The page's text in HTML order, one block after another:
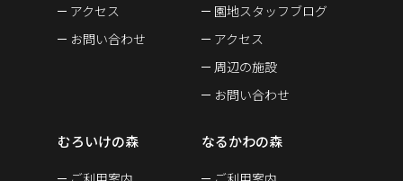
アクセス
お問い合わせ
園地スタッフブログ
アクセス
周辺の施設
お問い合わせ
むろいけの森 なるかわの森